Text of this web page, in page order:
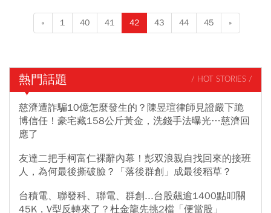
« 1 40 41 42 43 44 45 »
熱門話題 / HOT STORIES /
慈濟遭詐騙10億怎麼發生的？陳昱瑄律師見證嚴下跪
博信任！豪宅藏158公斤黃金，洗錢手法曝光…慈濟回
應了
友達二把手柯富仁裸辭內幕！彭双浪親自找回來的接班
人，為何最後撕破臉？「落後群創」成最後稻草？
台積電、聯發科、聯電、群創...台股飆逾1400點叩關
45K，V型反轉來了？杜金龍先挑2檔「便當股」